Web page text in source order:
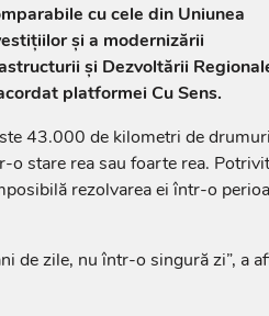
cu cele din Uniunea
și a modernizării
și Dezvoltării
platformei Cu Sens.
43.000 de kilometri de
stare rea sau foarte rea. Potrivit
rezolvarea ei într-o
de zile, nu într-o singură zi”, a